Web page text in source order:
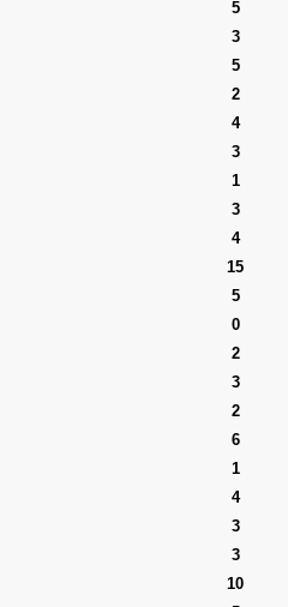
5
3
5
2
4
3
1
3
4
15
5
0
2
3
2
6
1
4
3
3
10